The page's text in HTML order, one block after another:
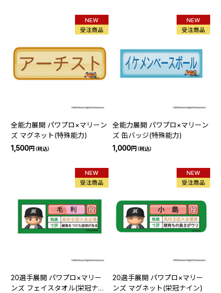
NEW
受注商品
全能力展開 パワプロ×マリーン
ズ マグネット(特殊能力)
1,500円（税込）
NEW
受注商品
全能力展開 パワプロ×マリーン
ズ 缶バッジ(特殊能力)
1,000円（税込）
NEW
受注商品
20選手展開 パワプロ×マリー
ンズ フェイスタオル(栄冠ナイ
NEW
受注商品
20選手展開 パワプロ×マリー
ンズ マグネット(栄冠ナイン)